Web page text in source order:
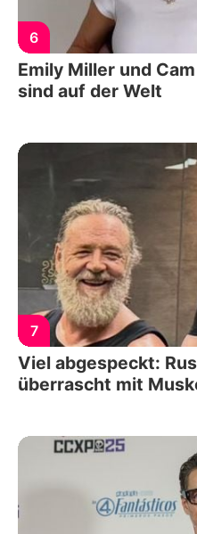
6
Emily Miller und
sind auf der Welt
7
Viel abgespeckt:
überrascht mit